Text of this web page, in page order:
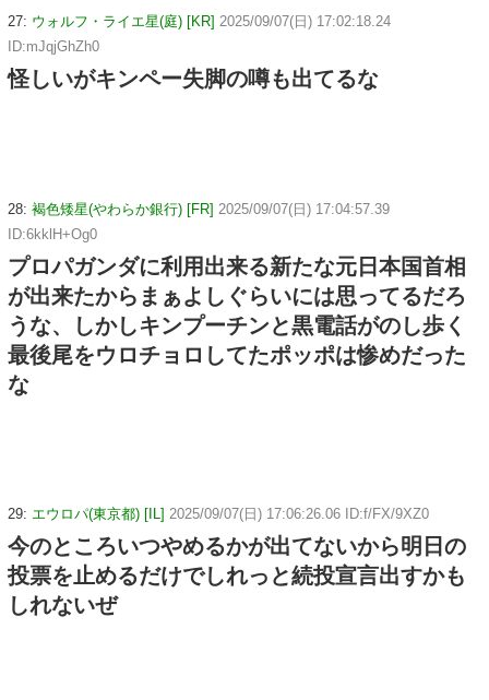
27: ウォルフ・ライエ星(庭) [KR] 2025/09/07(日) 17:02:18.24
ID:mJqjGhZh0
怪しいがキンペー失脚の噂も出てるな
28: 褐色矮星(やわらか銀行) [FR] 2025/09/07(日) 17:04:57.39
ID:6kklH+Og0
プロパガンダに利用出来る新たな元日本国首相
が出来たからまぁよしぐらいには思ってるだろ
うな、しかしキンプーチンと黒電話がのし歩く
最後尾をウロチョロしてたポッポは惨めだった
な
29: エウロパ(東京都) [IL] 2025/09/07(日) 17:06:26.06 ID:f/FX/9XZ0
今のところいつやめるかが出てないから明日の
投票を止めるだけでしれっと続投宣言出すかも
しれないぜ